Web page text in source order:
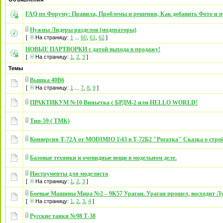
FAQ по Форуму: Правила, Проблемы и решения, Как добавить Фото и
Нужны Лидеры разделов (модераторы)
[ На страницу: 1 60 61 62 ]
НОВЫЕ ПАРТВОРКИ с датой выхода в продажу!
[ На страницу: 1 2 3 ]
Темы
Вышка 40В6
[ На страницу: 1 7 8 9 ]
ПРАКТИКУМ №10 Виньетка с БРДМ-2 или HELLO WORLD!
Тип-59 ( ТМК)
Конверсия Т-72А от MODIMIO 1\43 в Т-72Б2 "Рогатка" Сказка о
Базовые техники и очевидные вещи в модельном деле.
Инструменты для моделиста
[ На страницу: 1 2 3 ]
Боевые Машины Мира №2 – 9К57 Ураган. Ураган прошел, восходит
[ На страницу: 1 2 3 4 ]
Русские танки №98 Т-38